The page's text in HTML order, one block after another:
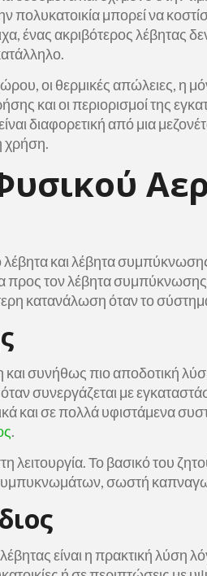
πολυκατοικία μπορεί να
ένας ακριβότερος λέβητας
οι θερμικές απώλειες,
και οι περιορισμοί της
διαφορετική από μια
χρήση.
λέβητα και λέβητα
προς τον λέβητα συμπύκνωσης,
κατανάλωση όταν το
συνήθως πιο αποδοτική λύση
συνεργάζεται με
και σε πολλά υφιστάμενα
.
λειτουργία. Το βασικό του
σωστή
είναι η πρακτική λύση